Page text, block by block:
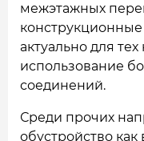
межэтажных
актуально для
использование
соединений.
Среди прочих
обустройство как